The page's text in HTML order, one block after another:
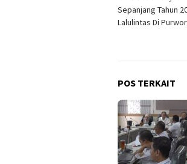
pos
Sepanjang Tahun
Lalulintas Di
POS TERKAIT